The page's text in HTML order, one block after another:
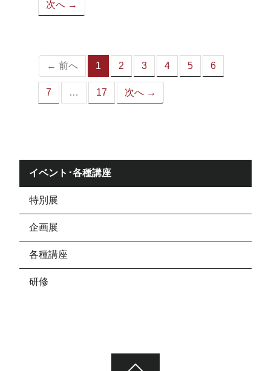
次へ →
← 前へ 1
（こ
の
2 3 4 5 6
7 … 17 次へ →
イベント･各種講座
特別展
企画展
各種講座
研修